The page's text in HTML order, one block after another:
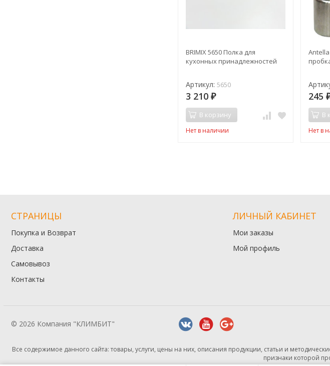
BRIMIX 5650 Полка для
кухонных принадлежностей
Артикул: 5650
3 210 ₽
В корзину
Нет в наличии
245
В
Нет в
СТРАНИЦЫ
Покупка и Возврат
Доставка
Самовывоз
Контакты
ЛИЧНЫЙ КАБИНЕТ
Мои заказы
Мой профиль
© 2026 Компания "КЛИМБИТ"
Все содержимое данного сайта: товары, услуги, цены на них, описания продукции, статьи и
признаки которой